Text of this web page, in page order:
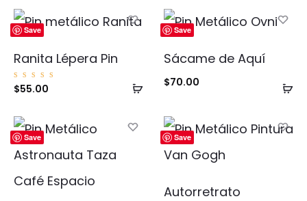
Save
Añadir
carrito
Ranita Lépera Pin
Valorad
o con
$55.00
Save
Sácame de Aquí
$70.00
Save Save
Autorretrato